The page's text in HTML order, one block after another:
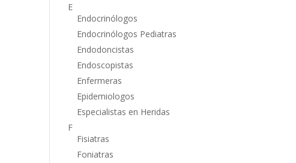
E
Endocrinólogos
Endocrinólogos Pediatras
Endodoncistas
Endoscopistas
Enfermeras
Epidemiologos
Especialistas en Heridas
F
Fisiatras
Foniatras